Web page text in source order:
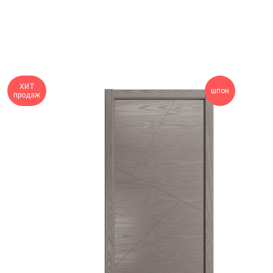
ХИТ
продаж
шпон